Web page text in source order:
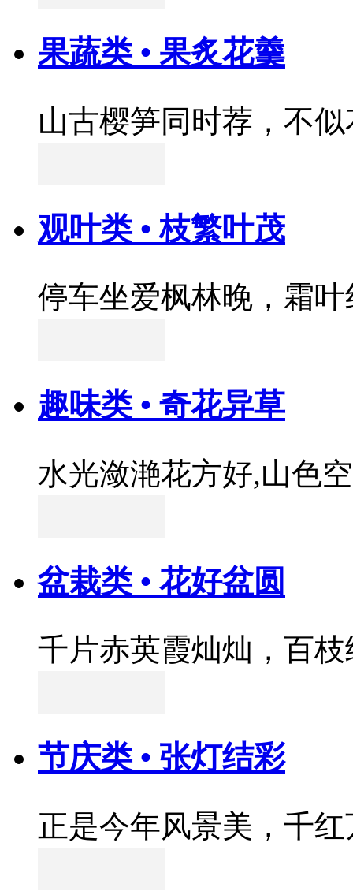
果蔬类 • 果炙花羹
山古樱笋同时荐，不
观叶类 • 枝繁叶茂
停车坐爱枫林晚，霜
趣味类 • 奇花异草
水光潋滟花方好,山色
盆栽类 • 花好盆圆
千片赤英霞灿灿，百
节庆类 • 张灯结彩
正是今年风景美，千